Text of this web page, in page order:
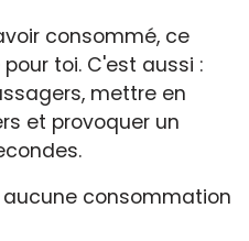
consommé, ce
toi. C'est aussi :
mettre en
et provoquer un
aucune consommation